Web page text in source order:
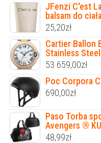
JFenzi C'est
balsam do
25,20zł
Cartier Ballon
Stainless
53 659,00zł
Poc Corpora
690,00zł
Paso Torba
Avengers ®
48,99zł